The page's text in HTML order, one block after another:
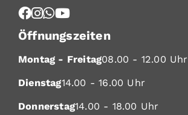
Öffnungszeiten
Montag - Freitag08.00 - 12.00 Uhr
Dienstag14.00 - 16.00 Uhr
Donnerstag14.00 - 18.00 Uhr